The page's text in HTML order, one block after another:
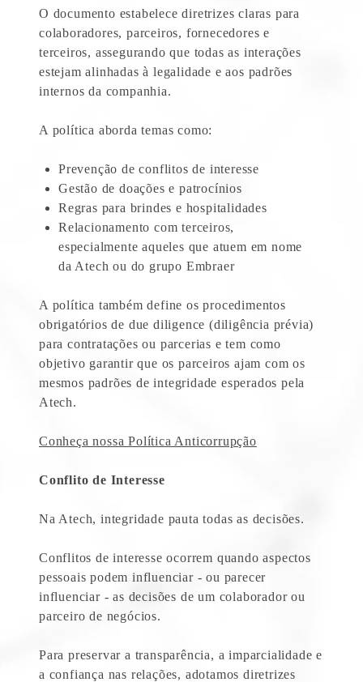
O documento estabelece diretrizes claras para
colaboradores, parceiros, fornecedores e
terceiros, assegurando que todas as interações
estejam alinhadas à legalidade e aos padrões
internos da companhia.
A política aborda temas como:
Prevenção de conflitos de interesse
Gestão de doações e patrocínios
Regras para brindes e hospitalidades
Relacionamento com terceiros,
especialmente aqueles que atuem em nome
da Atech ou do grupo Embraer
A política também define os procedimentos
obrigatórios de due diligence (diligência prévia)
para contratações ou parcerias e tem como
objetivo garantir que os parceiros ajam com os
mesmos padrões de integridade esperados pela
Atech.
Conheça nossa Política Anticorrupção
Conflito de Interesse
Na Atech, integridade pauta todas as decisões.
Conflitos de interesse ocorrem quando aspectos
pessoais podem influenciar - ou parecer
influenciar - as decisões de um colaborador ou
parceiro de negócios.
Para preservar a transparência, a imparcialidade e
a confiança nas relações, adotamos diretrizes